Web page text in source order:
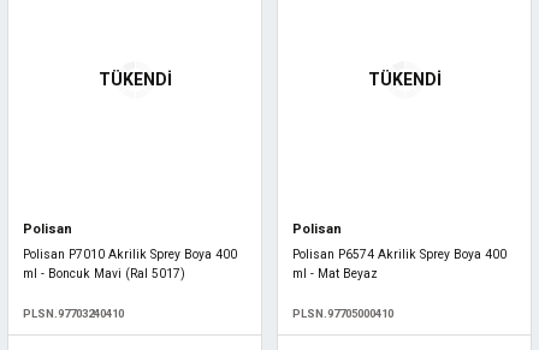
TÜKENDİ
Polisan
Polisan P7010 Akrilik Sprey Boya 400
ml - Boncuk Mavi (Ral 5017)
PLSN.97703240410
TÜKENDİ
Polisan
Polisan P6574 Akrilik Sprey Boya 400
ml - Mat Beyaz
PLSN.97705000410